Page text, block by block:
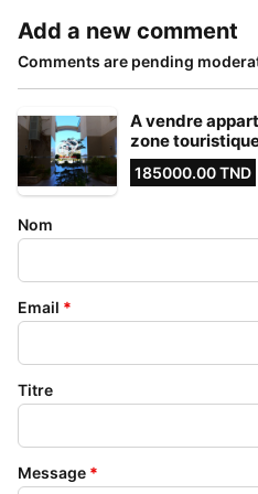
Add a new comment
Comments are pending
A vendre
zone
185000.00 TND
Nom
Email *
Titre
Message *